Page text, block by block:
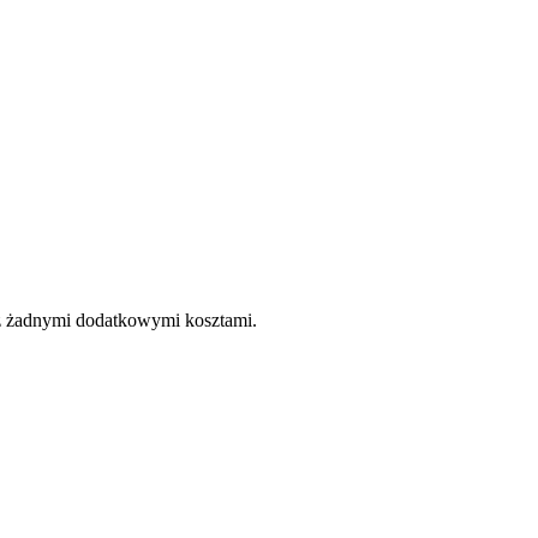
żadnymi dodatkowymi kosztami.